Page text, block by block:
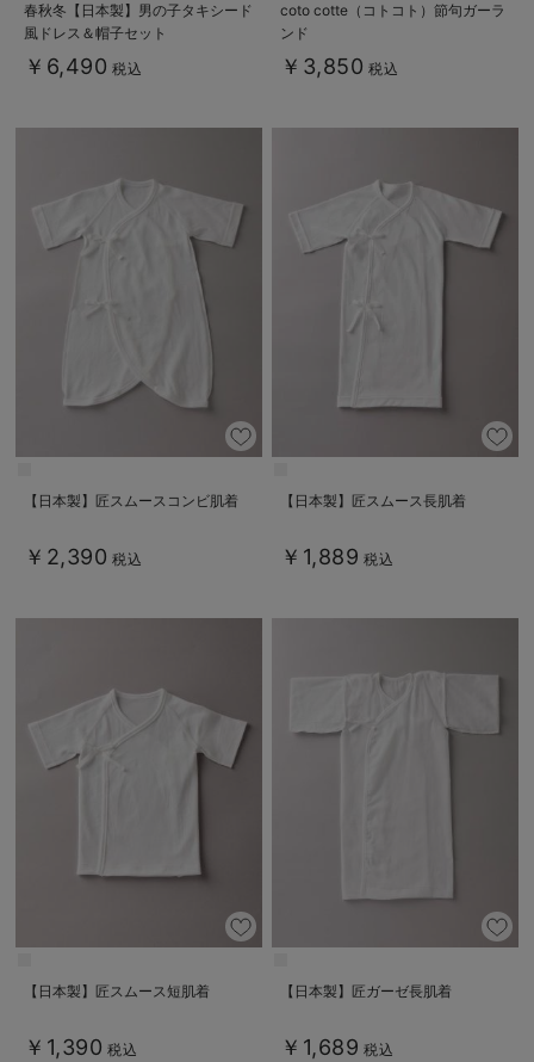
春秋冬【日本製】男の子タキシード
風ドレス＆帽子セット
￥6,490 税込
coto cotte（コトコト）節句ガーラ
ンド
￥3,850 税込
【日本製】匠スムースコンビ肌着
￥2,390 税込
【日本製】匠スムース長肌着
￥1,889 税込
【日本製】匠スムース短肌着
￥1,390 税込
【日本製】匠ガーゼ長肌着
￥1,689 税込